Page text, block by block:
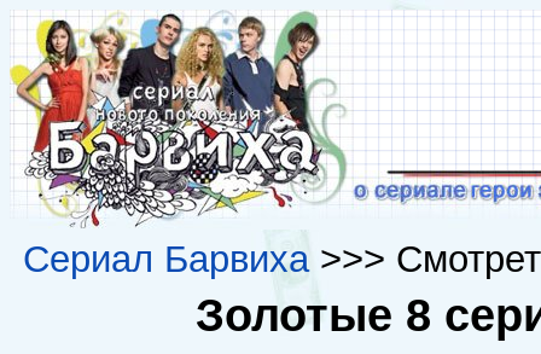
Сериал Барвиха>>>
Золотые 8